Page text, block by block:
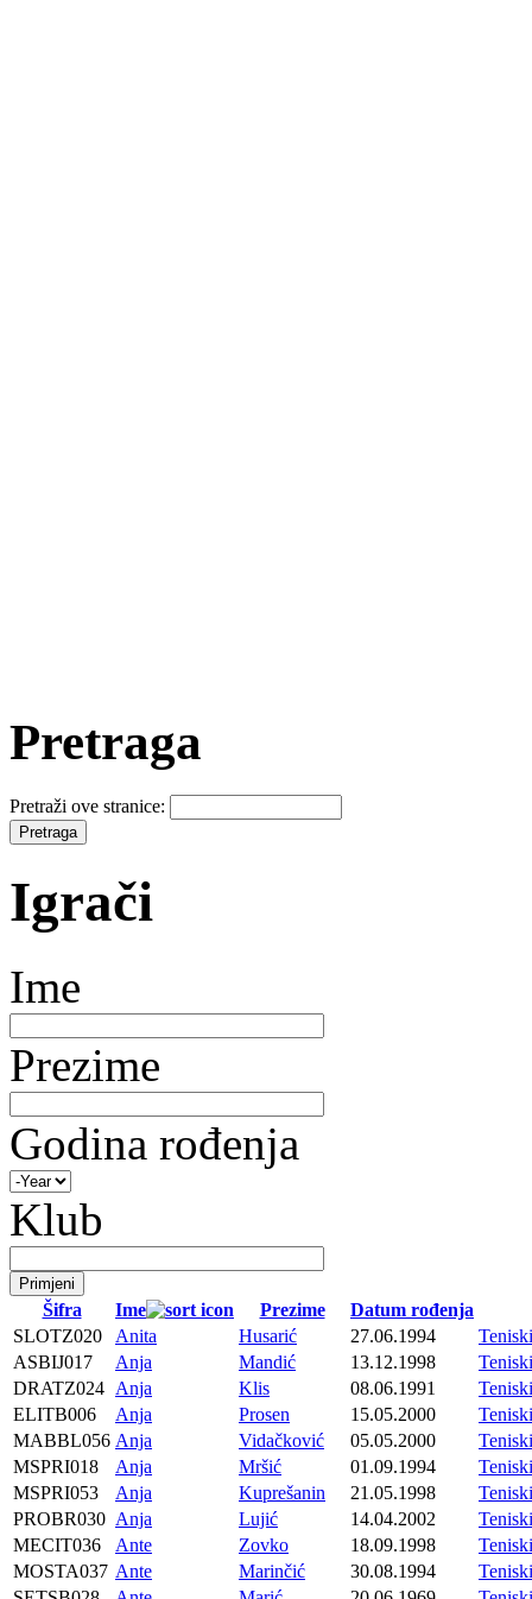
Pretraga
Pretraži ove stranice:
Igrači
Ime
Prezime
Godina rođenja
Klub
Šifra Ime Prezime
Datum rođenja
SLOTZ020
Anita Husarić 27.06.1994
ASBIJ017
Anja Mandić 13.12.1998
DRATZ024 Anja Klis 08.06.1991
ELITB006
Anja Prosen 15.05.2000
MABBL056 Anja Vidačković 05.05.2000
MSPRI018
Anja Mršić 01.09.1994
MSPRI053
Anja Kuprešanin 21.05.1998
PROBR030 Anja Lujić 14.04.2002
MECIT036
Ante Zovko 18.09.1998
MOSTA037 Ante Marinčić 30.08.1994